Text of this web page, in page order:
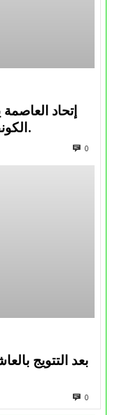
إتحاد
الكونفيدرالية الإفريقية الموسم القادم.
0
بعد التتويج
0